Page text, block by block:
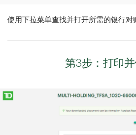
使用下拉菜单查找并打开所需的银行对
第3步：打印